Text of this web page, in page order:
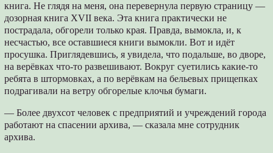
книга. Не глядя на меня, она перевернула первую страницу —
дозорная книга XVII века. Эта книга практически не
пострадала, обгорели только края. Правда, вымокла, и, к
несчастью, все оставшиеся книги вымокли. Вот и идёт
просушка. Приглядевшись, я увидела, что подальше, во дворе,
на верёвках что-то развешивают. Вокруг суетились какие-то
ребята в штормовках, а по верёвкам на бельевых прищепках
подрагивали на ветру обгорелые клочья бумаги.
— Более двухсот человек с предприятий и учреждений города
работают на спасении архива, — сказала мне сотрудник
архива.